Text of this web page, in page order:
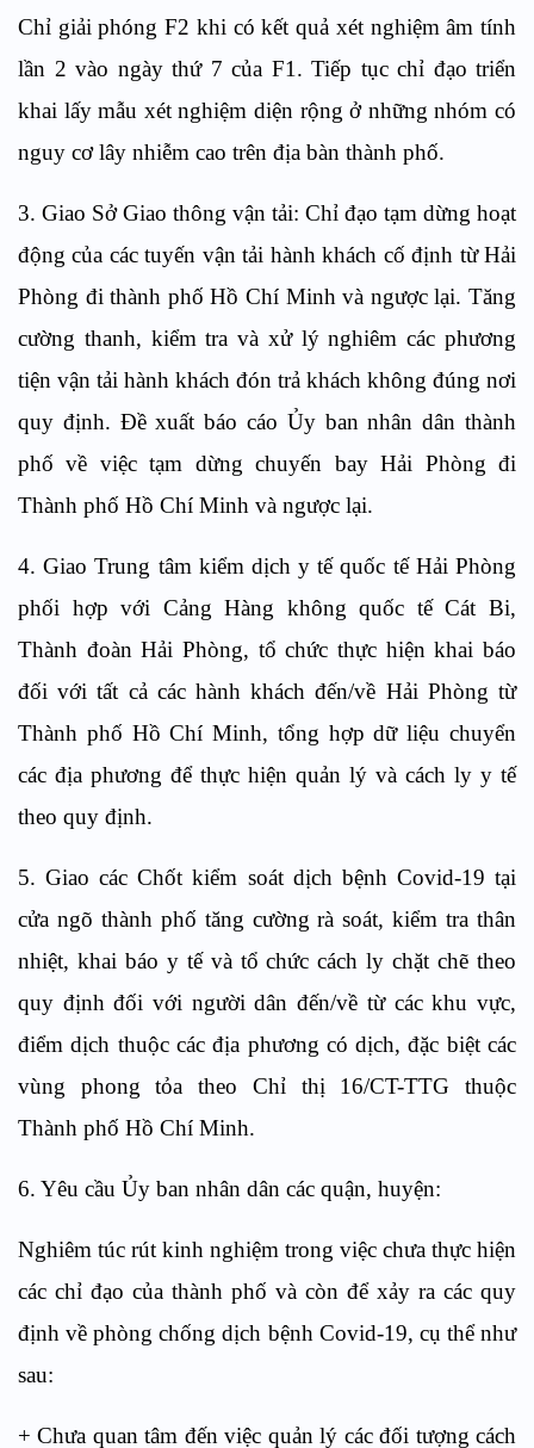
Chỉ giải phóng F2 khi có kết quả xét nghiệm âm tính
lần 2 vào ngày thứ 7 của F1. Tiếp tục chỉ đạo triển
khai lấy mẫu xét nghiệm diện rộng ở những nhóm có
nguy cơ lây nhiễm cao trên địa bàn thành phố.
3. Giao Sở Giao thông vận tải: Chỉ đạo tạm dừng hoạt
động của các tuyến vận tải hành khách cố định từ Hải
Phòng đi thành phố Hồ Chí Minh và ngược lại. Tăng
cường thanh, kiểm tra và xử lý nghiêm các phương
tiện vận tải hành khách đón trả khách không đúng nơi
quy định. Đề xuất báo cáo Ủy ban nhân dân thành
phố về việc tạm dừng chuyến bay Hải Phòng đi
Thành phố Hồ Chí Minh và ngược lại.
4. Giao Trung tâm kiểm dịch y tế quốc tế Hải Phòng
phối hợp với Cảng Hàng không quốc tế Cát Bi,
Thành đoàn Hải Phòng, tổ chức thực hiện khai báo
đối với tất cả các hành khách đến/về Hải Phòng từ
Thành phố Hồ Chí Minh, tổng hợp dữ liệu chuyển
các địa phương để thực hiện quản lý và cách ly y tế
theo quy định.
5. Giao các Chốt kiểm soát dịch bệnh Covid-19 tại
cửa ngõ thành phố tăng cường rà soát, kiểm tra thân
nhiệt, khai báo y tế và tổ chức cách ly chặt chẽ theo
quy định đối với người dân đến/về từ các khu vực,
điểm dịch thuộc các địa phương có dịch, đặc biệt các
vùng phong tỏa theo Chỉ thị 16/CT-TTG thuộc
Thành phố Hồ Chí Minh.
6. Yêu cầu Ủy ban nhân dân các quận, huyện:
Nghiêm túc rút kinh nghiệm trong việc chưa thực hiện
các chỉ đạo của thành phố và còn để xảy ra các quy
định về phòng chống dịch bệnh Covid-19, cụ thể như
sau:
+ Chưa quan tâm đến việc quản lý các đối tượng cách